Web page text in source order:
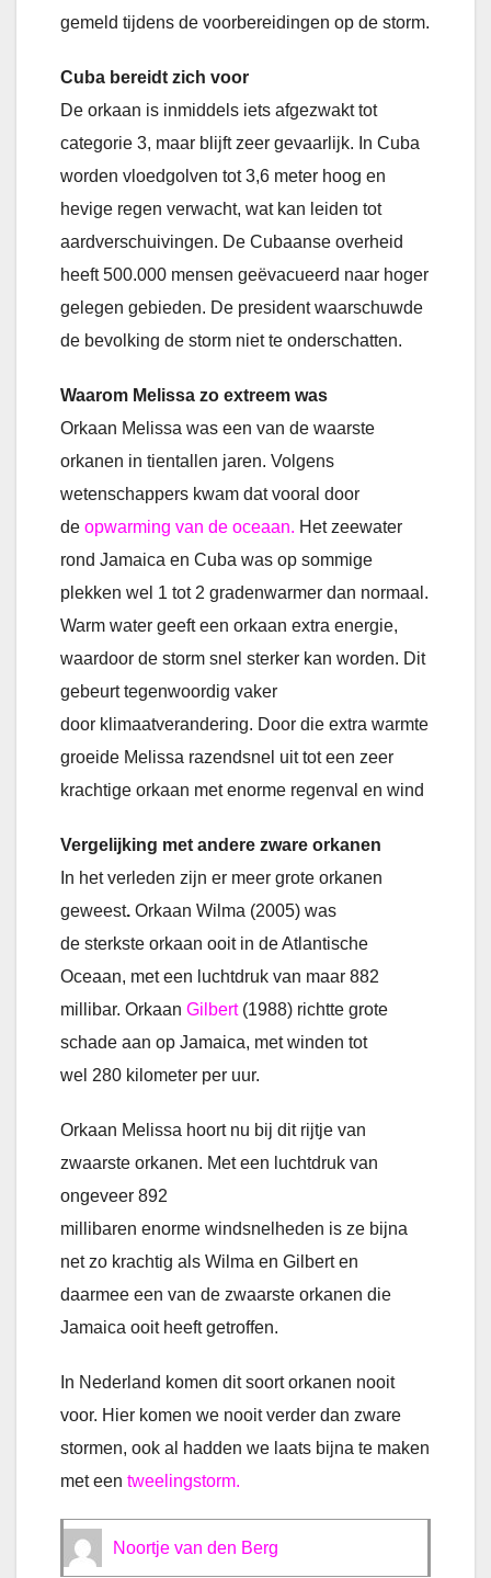
gemeld tijdens de voorbereidingen op de storm.
Cuba bereidt zich voor
De orkaan is inmiddels iets afgezwakt tot
categorie 3, maar blijft zeer gevaarlijk. In Cuba
worden vloedgolven tot 3,6 meter hoog en
hevige regen verwacht, wat kan leiden tot
aardverschuivingen. De Cubaanse overheid
heeft 500.000 mensen geëvacueerd naar hoger
gelegen gebieden. De president waarschuwde
de bevolking de storm niet te onderschatten.
Waarom Melissa zo extreem was
Orkaan Melissa was een van de waarste
orkanen in tientallen jaren. Volgens
wetenschappers kwam dat vooral door
de opwarming van de oceaan. Het zeewater
rond Jamaica en Cuba was op sommige
plekken wel 1 tot 2 gradenwarmer dan normaal.
Warm water geeft een orkaan extra energie,
waardoor de storm snel sterker kan worden. Dit
gebeurt tegenwoordig vaker
door klimaatverandering. Door die extra warmte
groeide Melissa razendsnel uit tot een zeer
krachtige orkaan met enorme regenval en wind
Vergelijking met andere zware orkanen
In het verleden zijn er meer grote orkanen
geweest. Orkaan Wilma (2005) was
de sterkste orkaan ooit in de Atlantische
Oceaan, met een luchtdruk van maar 882
millibar. Orkaan Gilbert(1988) richtte grote
schade aan op Jamaica, met winden tot
wel 280 kilometer per uur.
Orkaan Melissa hoort nu bij dit rijtje van
zwaarste orkanen. Met een luchtdruk van
ongeveer 892
millibaren enorme windsnelheden is ze bijna
net zo krachtig als Wilma en Gilbert en
daarmee een van de zwaarste orkanen die
Jamaica ooit heeft getroffen.
In Nederland komen dit soort orkanen nooit
voor. Hier komen we nooit verder dan zware
stormen, ook al hadden we laats bijna te maken
met een tweelingstorm.
Noortje van den Berg